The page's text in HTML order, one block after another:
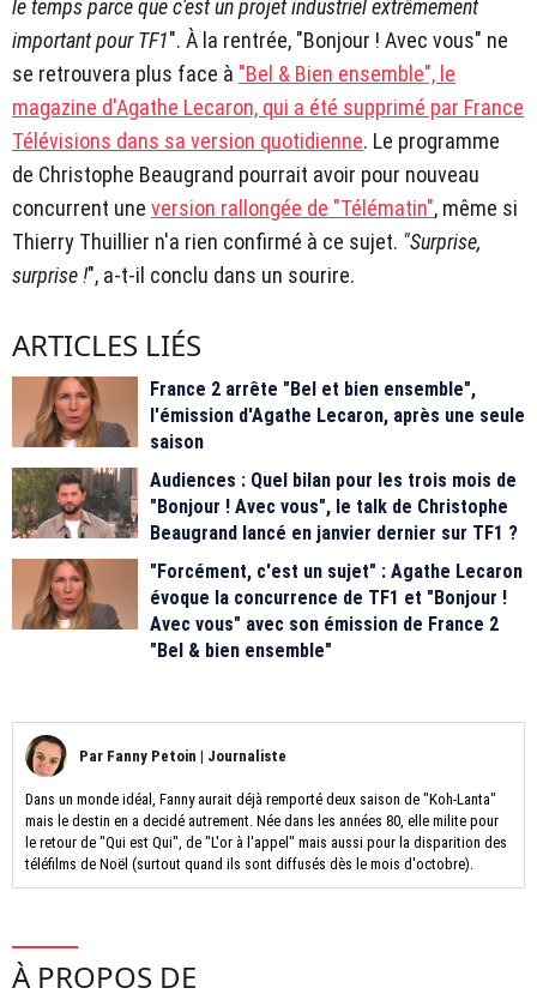
le temps parce que c'est un projet industriel extrêmement
important pour TF1". À la rentrée, "Bonjour ! Avec vous" ne
se retrouvera plus face à "Bel & Bien ensemble", le
magazine d'Agathe Lecaron, qui a été supprimé par France
Télévisions dans sa version quotidienne. Le programme
de Christophe Beaugrand pourrait avoir pour nouveau
concurrent une version rallongée de "Télématin", même si
Thierry Thuillier n'a rien confirmé à ce sujet. "Surprise,
surprise !", a-t-il conclu dans un sourire.
ARTICLES LIÉS
France 2 arrête "Bel et bien ensemble",
l'émission d'Agathe Lecaron, après une seule
saison
Audiences : Quel bilan pour les trois mois de
"Bonjour ! Avec vous", le talk de Christophe
Beaugrand lancé en janvier dernier sur TF1 ?
"Forcément, c'est un sujet" : Agathe Lecaron
évoque la concurrence de TF1 et "Bonjour !
Avec vous" avec son émission de France 2
"Bel & bien ensemble"
Par Fanny Petoin | Journaliste
Dans un monde idéal, Fanny aurait déjà remporté deux saison de "Koh-Lanta"
mais le destin en a decidé autrement. Née dans les années 80, elle milite pour
le retour de "Qui est Qui", de "L'or à l'appel" mais aussi pour la disparition des
téléfilms de Noël (surtout quand ils sont diffusés dès le mois d'octobre).
À PROPOS DE